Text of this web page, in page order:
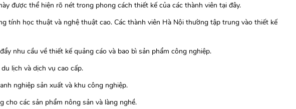
được thể hiện rõ nét trong phong cách thiết kế của các thành viên tại đây.
tính học thuật và nghệ thuật cao. Các thành viên Hà Nội thường tập trung vào thiết kế
nhu cầu về thiết kế quảng cáo và bao bì sản phẩm công nghiệp.
lịch và dịch vụ cao cấp.
nghiệp sản xuất và khu công nghiệp.
các sản phẩm nông sản và làng nghề.